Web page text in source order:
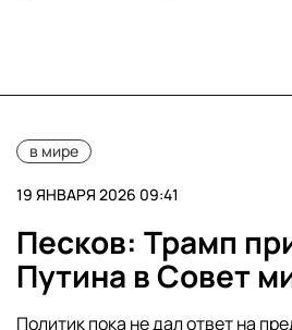
в мире
19 ЯНВАРЯ 2026 09:41
Песков: Трамп
Путина в Совет
Политик пока не дал ответ на